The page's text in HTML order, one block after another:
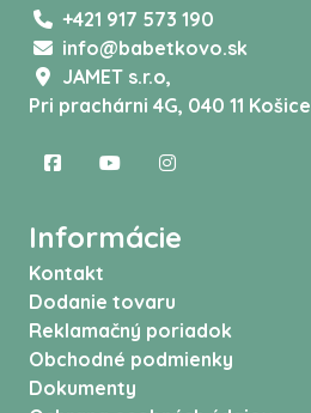
+421 917 573 190
info@babetkovo.sk
JAMET s.r.o,
Pri prachárni 4G, 040 11 Košice
Informácie
Kontakt
Dodanie tovaru
Reklamačný poriadok
Obchodné podmienky
Dokumenty